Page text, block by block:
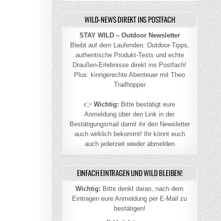
WILD-NEWS DIREKT INS POSTFACH
STAY WILD – Outdoor Newsletter
Bleibt auf dem Laufenden: Outdoor-Tipps,
authentische Produkt-Tests und echte
Draußen-Erlebnisse direkt ins Postfach!
Plus: kinngerechte Abenteuer mit Theo
Trailhopper
👉Wichtig: Bitte bestätigt eure
Anmeldung über den Link in der
Bestätigungsmail damit ihr den Newsletter
auch wirklich bekommt! Ihr könnt euch
auch jederzeit wieder abmelden
EINFACH EINTRAGEN UND WILD BLEIBEN!
Wichtig: Bitte denkt daran, nach dem
Eintragen eure Anmeldung per E-Mail zu
bestätigen!